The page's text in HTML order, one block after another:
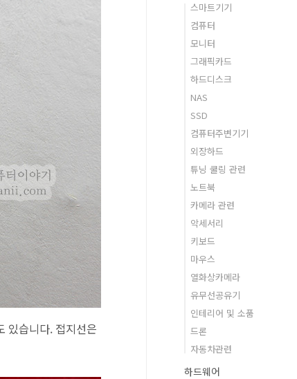
있습니다. 접지선은
스마트기기
컴퓨터
모니터
그래픽카드
하드디스크
NAS
SSD
컴퓨터주변기기
외장하드
튜닝 쿨링 관련
노트북
카메라 관련
악세서리
키보드
마우스
열화상카메라
유무선공유기
인테리어 및 소품
드론
자동차관련
하드웨어